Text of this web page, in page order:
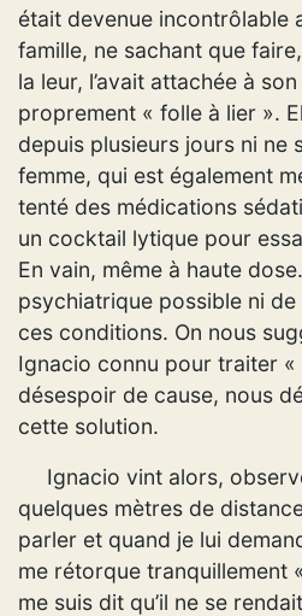
était devenue incontrôlable
famille, ne sachant que
la leur, l’avait attachée à
proprement « folle à lier ».
depuis plusieurs jours ni ne
femme, qui est également
tenté des médications
un cocktail lytique pour
En vain, même à haute
psychiatrique possible ni
ces conditions. On nous
Ignacio connu pour traiter «
désespoir de cause, nous
cette solution.
Ignacio vint alors,
quelques mètres de
parler et quand je lui
me rétorque tranquillement «
me suis dit qu’il ne se